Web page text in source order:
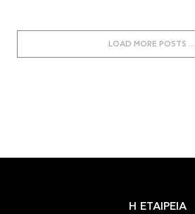
LOAD MORE POSTS
Η ΕΤΑΙΡΕΙΑ